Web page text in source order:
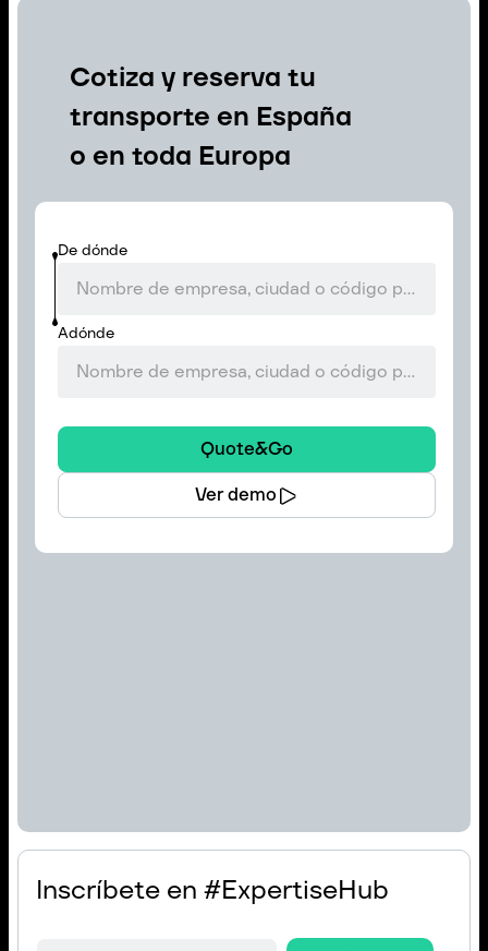
Cotiza y reserva tu
transporte en España
o en toda Europa
De dónde
Adónde
Quote&Go
Ver demo
Inscríbete en #ExpertiseHub